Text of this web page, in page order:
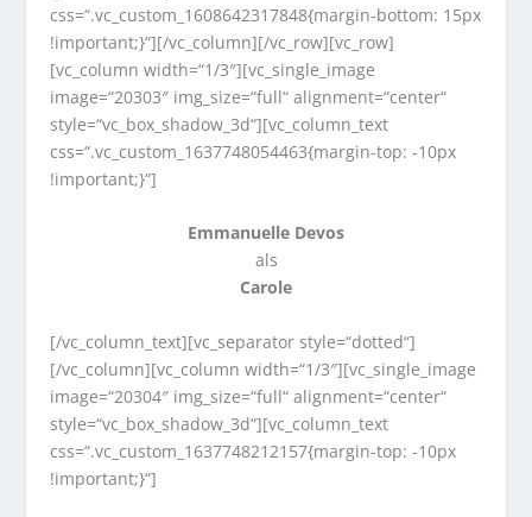
css=“.vc_custom_1608642317848{margin-bottom: 15px
!important;}“][/vc_column][/vc_row][vc_row]
[vc_column width=“1/3″][vc_single_image
image=“20303″ img_size=“full“ alignment=“center“
style=“vc_box_shadow_3d“][vc_column_text
css=“.vc_custom_1637748054463{margin-top: -10px
!important;}“]
Emmanuelle Devos
als
Carole
[/vc_column_text][vc_separator style=“dotted“]
[/vc_column][vc_column width=“1/3″][vc_single_image
image=“20304″ img_size=“full“ alignment=“center“
style=“vc_box_shadow_3d“][vc_column_text
css=“.vc_custom_1637748212157{margin-top: -10px
!important;}“]